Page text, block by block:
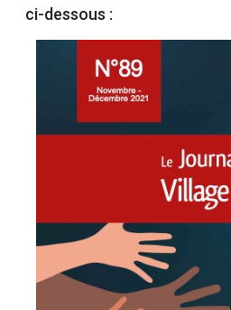
ci-dessous :